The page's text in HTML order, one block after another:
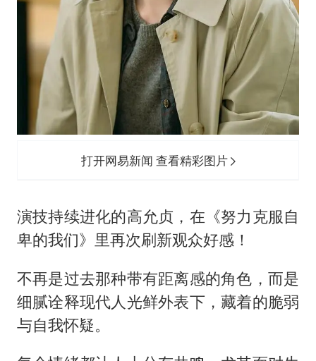
打开网易新闻 查看精彩图片
演技持续进化的高允贞，在《努力克服自
卑的我们》里再次刷新观众好感！
不再是过去那种带有距离感的角色，而是
细腻诠释现代人光鲜外表下，藏着的脆弱
与自我怀疑。